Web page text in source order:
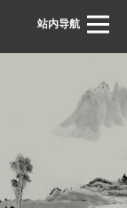
站内导航